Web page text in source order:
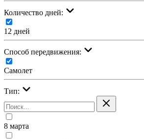
Количество дней:
12 дней
Cпособ передвижения:
Самолет
Тип:
8 марта